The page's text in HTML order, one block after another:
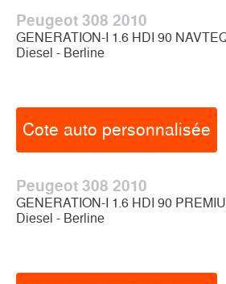
Peugeot 308 2010
GENERATION-I 1.6 HDI 90
Diesel - Berline
Cote auto personnalisée
Peugeot 308 2010
GENERATION-I 1.6 HDI 90
Diesel - Berline